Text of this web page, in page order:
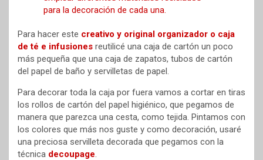
Para hacer este creativo y original organizador o caja
de té e infusiones reutilicé una caja de cartón un poco
más pequeña que una caja de zapatos, tubos de cartón
del papel de baño y servilletas de papel.
Para decorar toda la caja por fuera vamos a cortar en tiras
los rollos de cartón del papel higiénico, que pegamos de
manera que parezca una cesta, como tejida. Pintamos con
los colores que más nos guste y como decoración, usaré
una preciosa servilleta decorada que pegamos con la
técnica decoupage